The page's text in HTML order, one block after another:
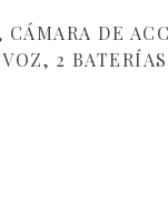
CÁMARA DE
2